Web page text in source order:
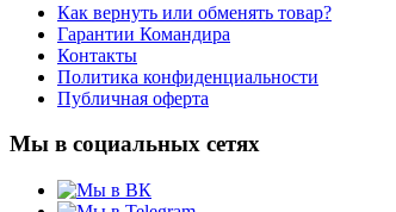
Как вернуть или обменять товар?
Гарантии Командира
Контакты
Политика конфиденциальности
Публичная оферта
Мы в социальных сетях